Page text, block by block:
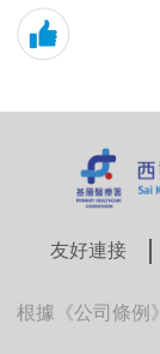
友好連接
根據《公司條例